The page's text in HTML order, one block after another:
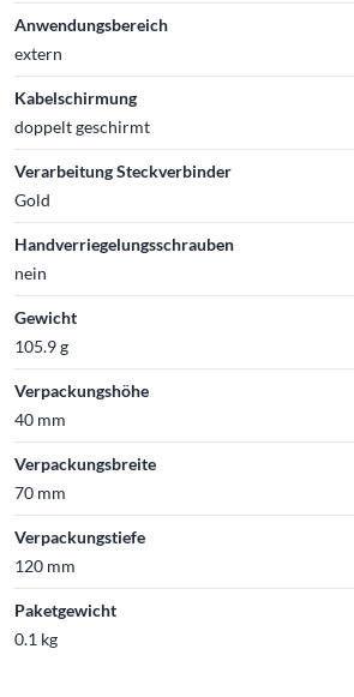
Anwendungsbereich
extern
Kabelschirmung
doppelt geschirmt
Verarbeitung Steckverbinder
Gold
Handverriegelungsschrauben
nein
Gewicht
105.9 g
Verpackungshöhe
40 mm
Verpackungsbreite
70 mm
Verpackungstiefe
120 mm
Paketgewicht
0.1 kg